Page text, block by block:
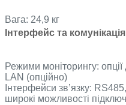
Вага: 24,9 кг
Інтерфейс та
Режими моніторингу:
LAN (опційно)
Інтерфейси зв’язку:
широкі можливості